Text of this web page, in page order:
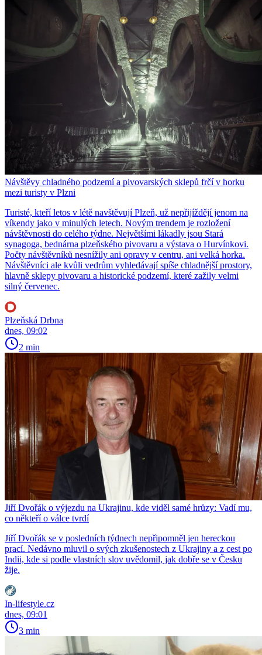
Návštěvy chladného podzemí a pivovarských sklepů frčí v horku
mezi turisty v Plzni
Turisté, kteří letos v létě navštěvují Plzeň, už nepřijíždějí jenom na
víkendy jako v minulých letech. Novým trendem je rozložení
návštěvnosti do celého týdne. Největšími lákadly jsou Stará
synagoga, bednárna plzeňského pivovaru a výstava o Hurvínkovi.
Počty návštěvníků nesnížily ani opravy v centru, ani velká horka.
Návštěvníci ale kvůli vedrům vyhledávají spíše chladnější prostory,
hlavně sklepy pivovaru a historické podzemí, které zažily velmi
silný červenec.
Plzeňská Drbna
dnes, 09:02
2 min
Jiří Dvořák o výjezdu na Ukrajinu, kde viděl samé hrůzy: Vadí mu,
co někteří o válce tvrdí
Jiří Dvořák se v posledních týdnech nepřipomněl jen hereckou
prací. Nedávno mluvil o svých zkušenostech z Ukrajiny a z cest po
Indii, kde si podle vlastních slov uvědomil, jak dobře se v Česku
žije.
In-lifestyle.cz
dnes, 09:01
3 min